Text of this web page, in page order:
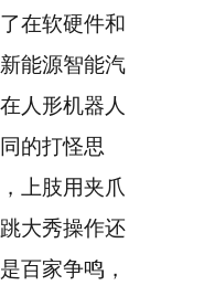
在软硬件和
能源智能汽
人形机器人
的打怪思
上肢用夹爪
大秀操作还
百家争鸣，